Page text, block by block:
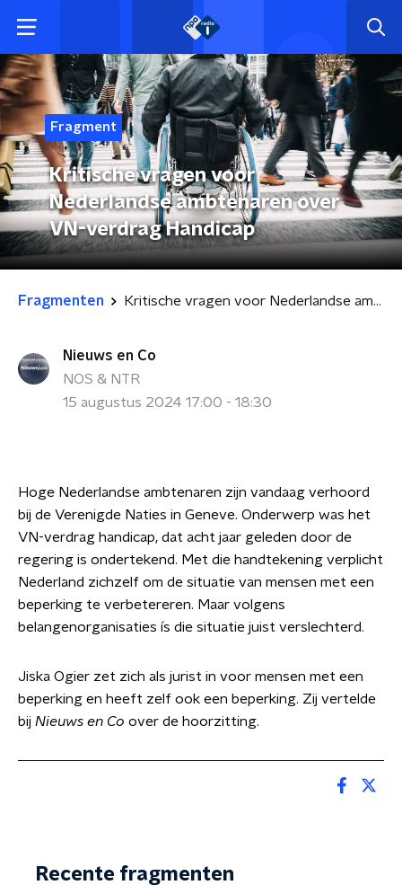
Fragment
Kritische vragen voor
Nederlandse ambtenaren over
VN-verdrag Handicap
Fragmenten Kritische vragen voor Nederlandse ambtenaren over VN-verdrag Handicap
Nieuws en Co
NOS & NTR
15 augustus 2024 17:00 - 18:30
Hoge Nederlandse ambtenaren zijn vandaag verhoord
bij de Verenigde Naties in Geneve. Onderwerp was het
VN-verdrag handicap, dat acht jaar geleden door de
regering is ondertekend. Met die handtekening verplicht
Nederland zichzelf om de situatie van mensen met een
beperking te verbetereren. Maar volgens
belangenorganisaties ís die situatie juist verslechterd.
Jiska Ogier zet zich als jurist in voor mensen met een
beperking en heeft zelf ook een beperking. Zij vertelde
bij Nieuws en Co over de hoorzitting.
Recente fragmenten